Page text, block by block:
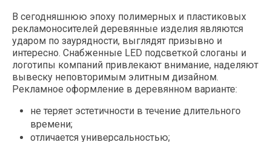
В сегодняшнюю эпоху полимерных и пластиковых
рекламоносителей деревянные изделия являются
ударом по заурядности, выглядят призывно и
интересно. Снабженные LED подсветкой слоганы и
логотипы компаний привлекают внимание, наделяют
вывеску неповторимым элитным дизайном.
Рекламное оформление в деревянном варианте:
не теряет эстетичности в течение длительного
времени;
отличается универсальностью;